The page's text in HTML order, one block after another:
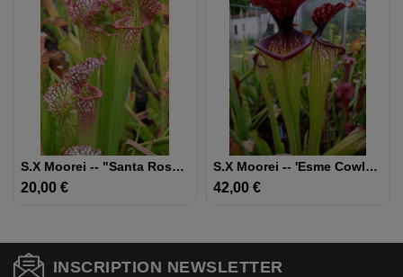
S.x Moorei -- "Santa Rosa Red"
20,00 €Prix
S.x Moorei -- 'Esme Cowlard', (H192,MK)
42,00 €Prix
INSCRIPTION NEWSLETTER